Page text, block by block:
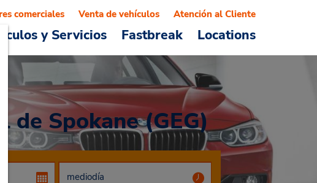
y Servicios Fastbreak Locations
comerciales Venta de vehículos Atención al Cliente
Spokane (GEG)